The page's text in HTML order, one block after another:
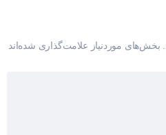
بخش‌های موردنیاز علامت‌گذاری شده‌اند